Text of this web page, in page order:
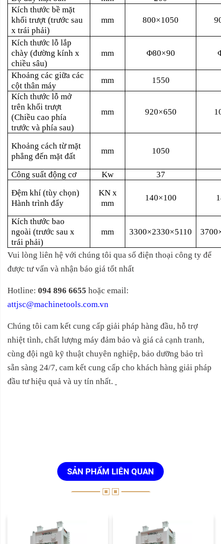
Kích thước bề mặt
khối trượt (trước sau
x trái phải)
mm 800×1050
Kích thước lỗ lắp
chày (đường kính x
chiều sâu)
mm Φ80×90
Khoảng các giữa các
cột thân máy
mm
1550
Kích thước lỗ mở
trên khối trượt
(Chiều cao phía
trước và phía sau)
mm 920×650
Khoảng cách từ mặt
phẳng đến mặt đất
mm 1050
Công suất động cơ Kw
37
Đệm khí (tùy chọn)
Hành trình đẩy
KN x
mm
140×100
Kích thước bao
ngoài (trước sau x
trái phải)
mm 3300×2330×5110
Vui lòng liên hệ với chúng tôi qua số điện thoại công ty để
được tư vấn và nhận báo giá tốt nhất
Hotline: 094 896 6655 hoặc email:
attjsc@machinetools.com.vn
Chúng tôi cam kết cung cấp giải pháp hàng đầu, hỗ trợ
nhiệt tình, chất lượng máy đảm bảo và giá cả cạnh tranh,
cùng đội ngũ kỹ thuật chuyên nghiệp, bảo dưỡng bảo trì
sẵn sàng 24/7, cam kết cung cấp cho khách hàng giải pháp
đầu tư hiệu quả và uy tín nhất.
SẢN PHẨM LIÊN QUAN